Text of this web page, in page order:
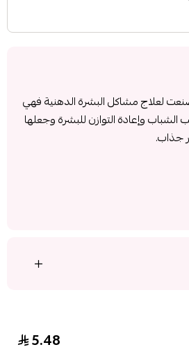
لعلاج مشاكل البشرة الدهنية فهي
وإعادة التوازن للبشرة وجعلها
جذاب.
5.48